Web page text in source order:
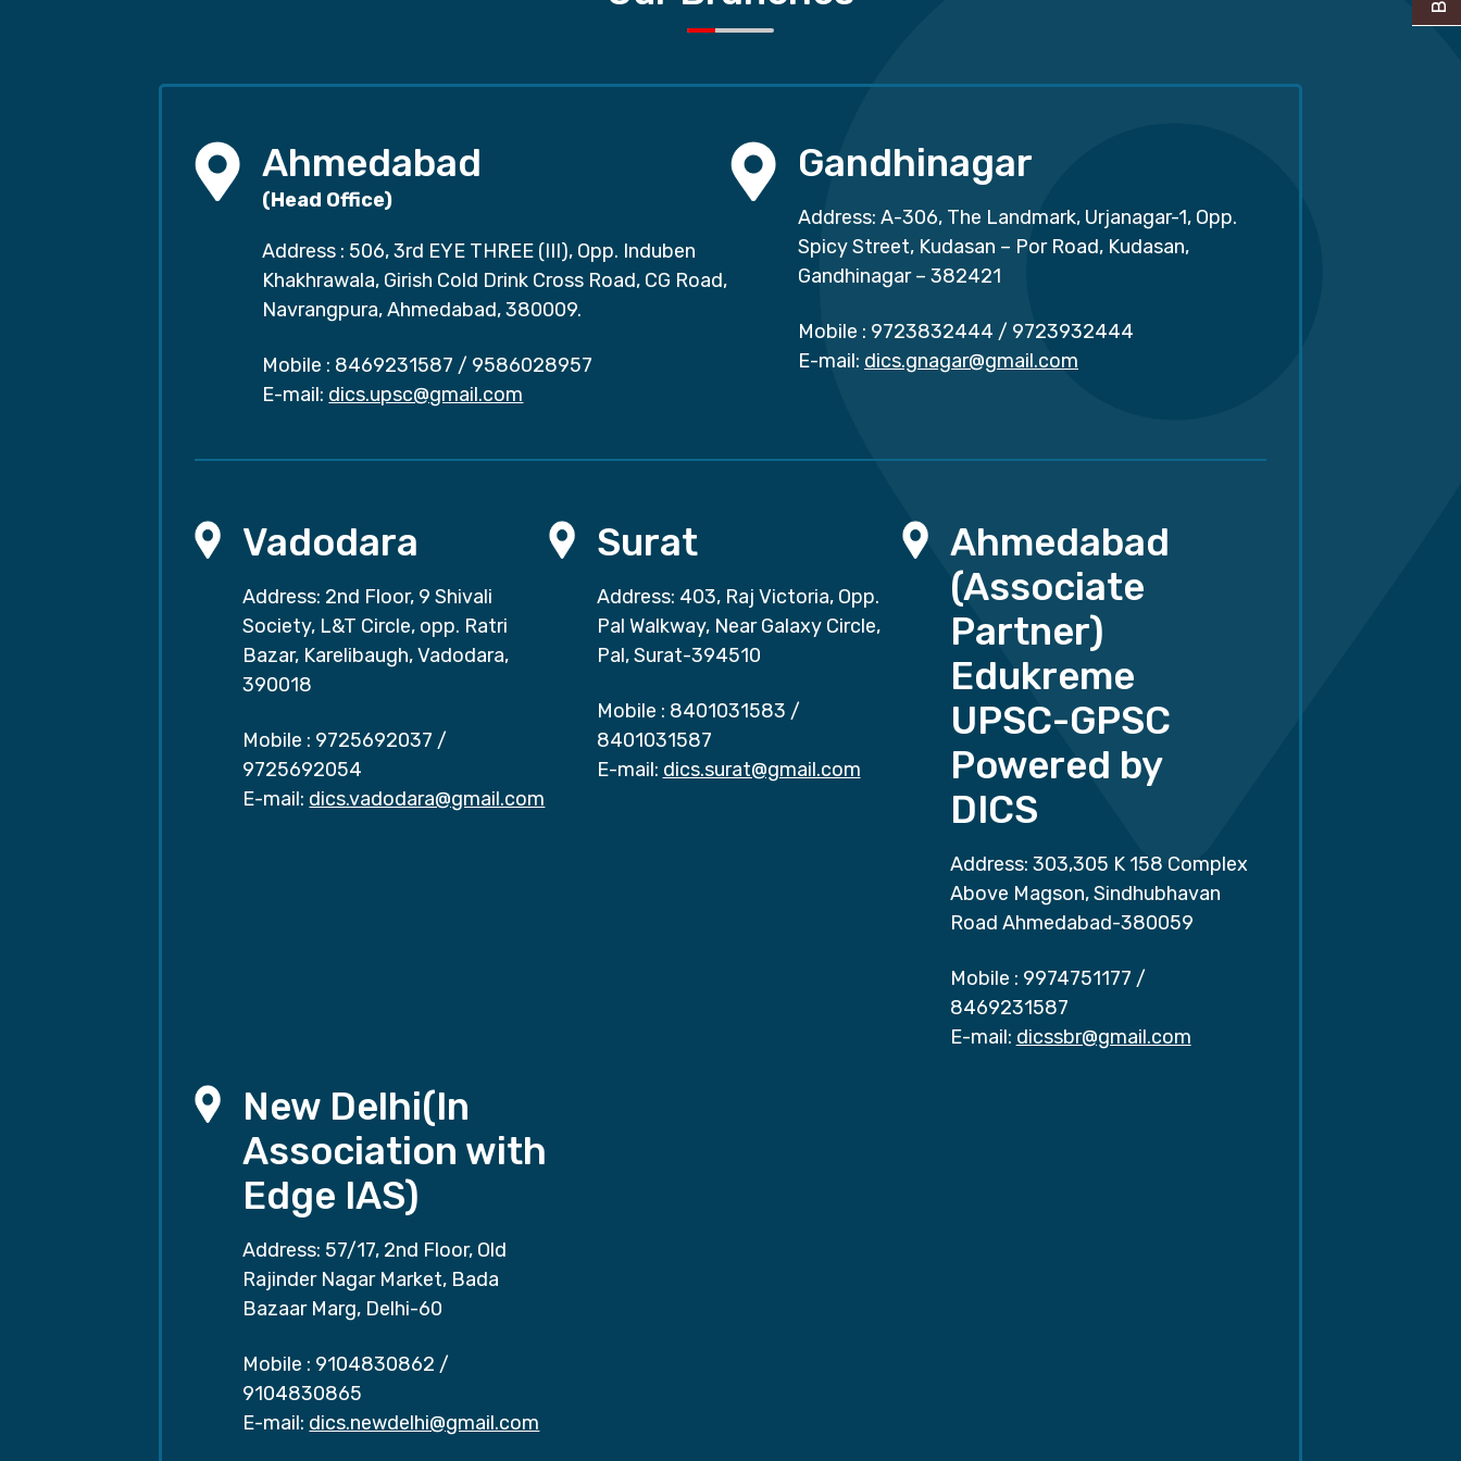
Ahmedabad
(Head Office)
Address : 506, 3rd EYE THREE (III), Opp. Induben
Khakhrawala, Girish Cold Drink Cross Road, CG Road,
Navrangpura, Ahmedabad, 380009.
Mobile : 8469231587 / 9586028957
E-mail: dics.upsc@gmail.com
Gandhinagar
Address: A-306, The Landmark, Urjanagar-1, Opp.
Spicy Street, Kudasan – Por Road, Kudasan,
Gandhinagar – 382421
Mobile : 9723832444 / 9723932444
E-mail: dics.gnagar@gmail.com
Vadodara
Address: 2nd Floor, 9 Shivali
Society, L&T Circle, opp. Ratri
Bazar, Karelibaugh, Vadodara,
390018
Mobile : 9725692037 /
9725692054
E-mail: dics.vadodara@gmail.com
Surat
Address: 403, Raj Victoria, Opp.
Pal Walkway, Near Galaxy Circle,
Pal, Surat-394510
Mobile : 8401031583 /
8401031587
E-mail: dics.surat@gmail.com
Ahmedabad
(Associate
Partner)
Edukreme
UPSC-GPSC
Powered by
DICS
Address: 303,305 K 158 Complex
Above Magson, Sindhubhavan
Road Ahmedabad-380059
Mobile : 9974751177 /
8469231587
E-mail: dicssbr@gmail.com
New Delhi(In
Association with
Edge IAS)
Address: 57/17, 2nd Floor, Old
Rajinder Nagar Market, Bada
Bazaar Marg, Delhi-60
Mobile : 9104830862 /
9104830865
E-mail: dics.newdelhi@gmail.com